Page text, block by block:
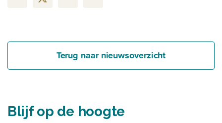
Terug naar nieuwsoverzicht
Blijf op de hoogte